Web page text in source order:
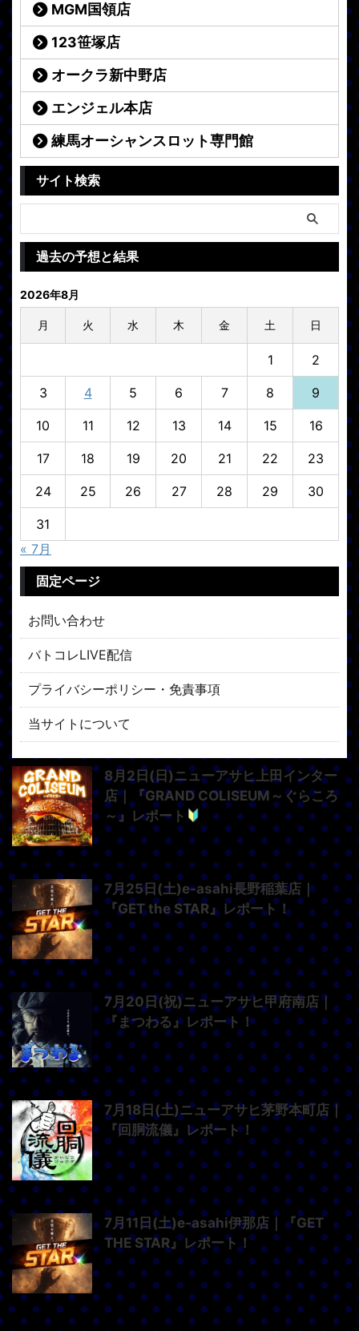
MGM国領店
123笹塚店
オークラ新中野店
エンジェル本店
練馬オーシャンスロット専門館
サイト検索
過去の予想と結果
2026年8月
月 火 水 木 金 土 日
1 2
3 4 5 6 7 8 9
10 11 12 13 14 15 16
17 18 19 20 21 22 23
24 25 26 27 28 29 30
31
« 7月
固定ページ
お問い合わせ
バトコレLIVE配信
プライバシーポリシー・免責事項
当サイトについて
8月2日(日)ニューアサヒ上田インター
店｜『GRAND COLISEUM～ぐらころ
～』レポート
7月25日(土)e-asahi長野稲葉店｜
『GET the STAR』レポート！
7月20日(祝)ニューアサヒ甲府南店｜
『まつわる』レポート！
7月18日(土)ニューアサヒ茅野本町店｜
『回胴流儀』レポート！
7月11日(土)e-asahi伊那店｜『GET
THE STAR』レポート！